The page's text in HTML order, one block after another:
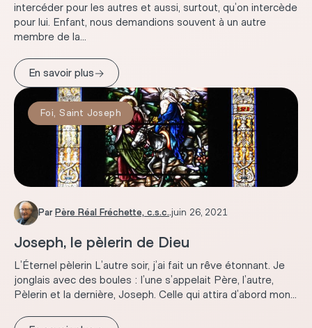
intercéder pour les autres et aussi, surtout, qu’on intercède
pour lui. Enfant, nous demandions souvent à un autre
membre de la...
En savoir plus→
Foi,Saint Joseph
Par Père Réal Fréchette, c.s.c..juin 26, 2021
Joseph, le pèlerin de Dieu
L’Éternel pèlerin L’autre soir, j’ai fait un rêve étonnant. Je
jonglais avec des boules : l’une s’appelait Père, l’autre,
Pèlerin et la dernière, Joseph. Celle qui attira d’abord mon...